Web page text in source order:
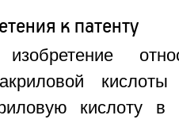
к патенту
кислоту в